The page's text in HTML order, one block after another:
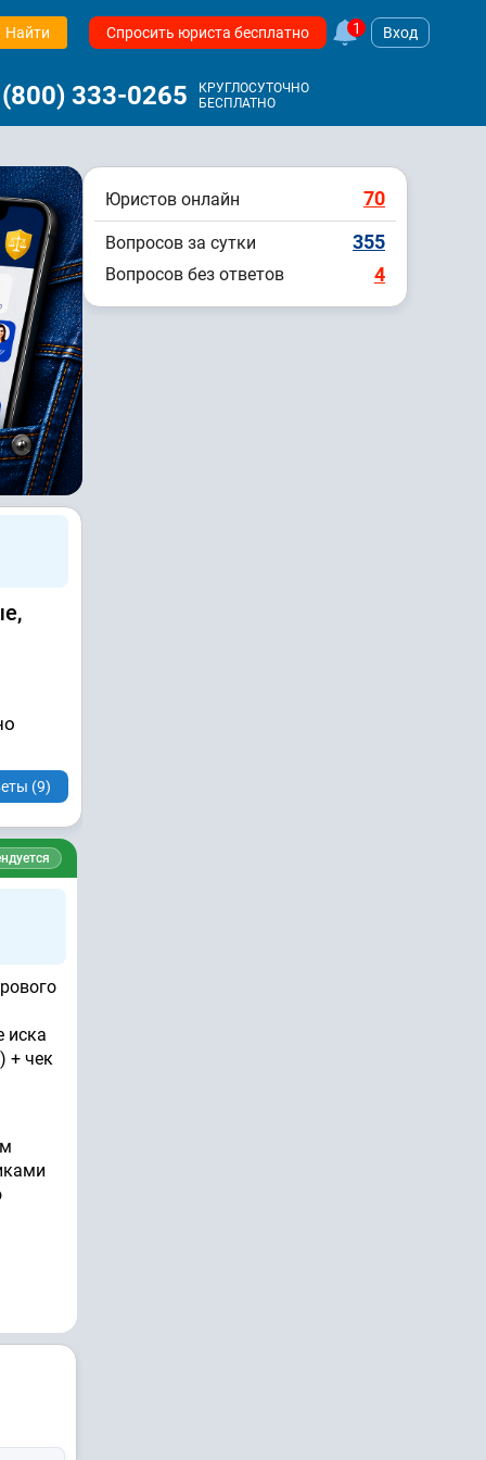
Найти Спросить юриста бесплатно 1 Вход
333-0265
КРУГЛОСУТОЧНО
БЕСПЛАТНО
(9)
иска
+ чек
Юристов онлайн 70
Вопросов за сутки 355
Вопросов без ответов 4